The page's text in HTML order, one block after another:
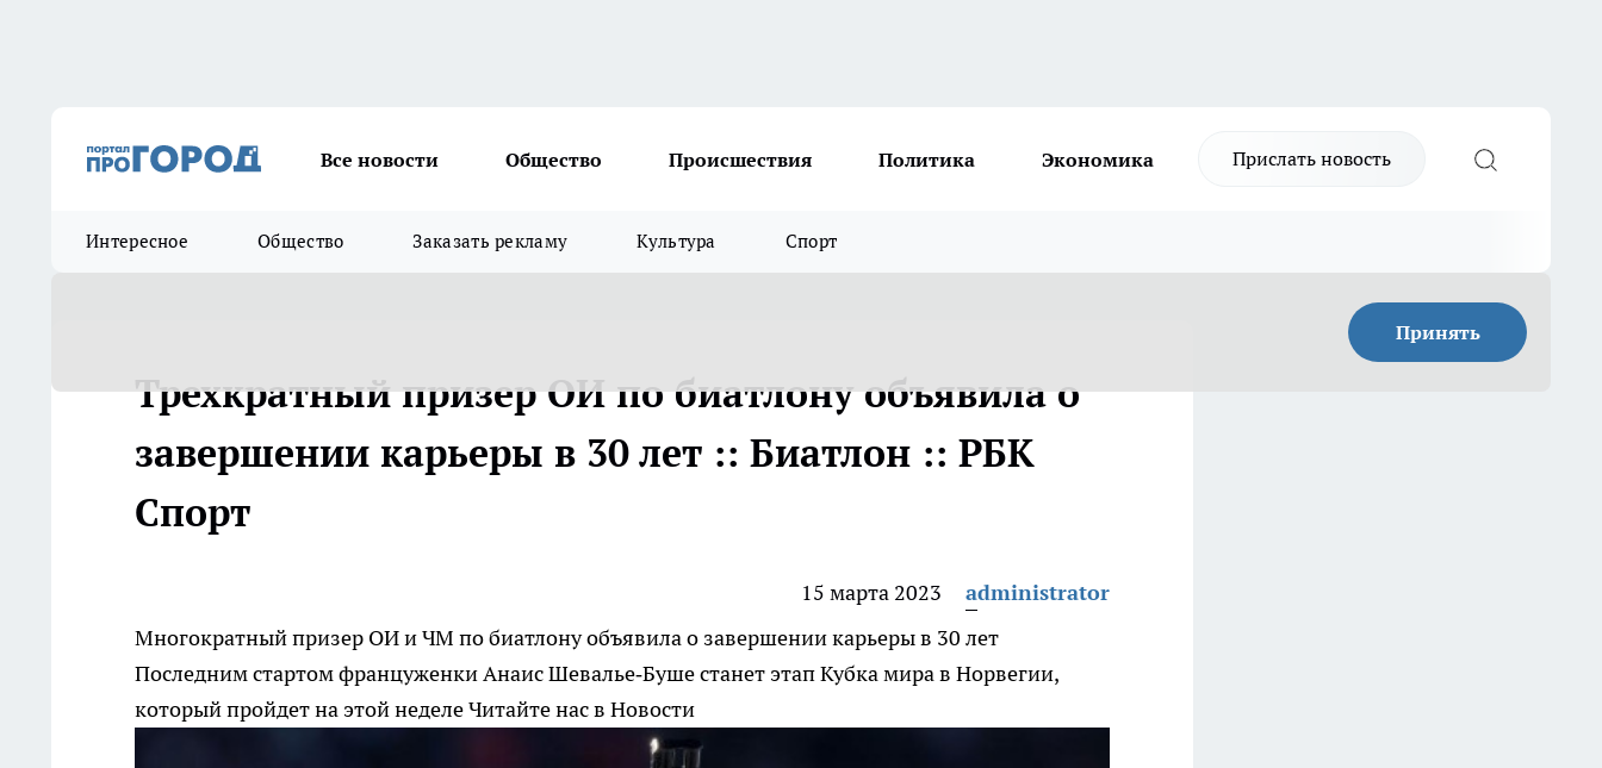
Все новости Общество Происшествия Политика Экономика Прислать новость
Интересное Общество Заказать рекламу Культура Спорт
Принять
Трехкратный призер ОИ по биатлону объявила о
завершении карьеры в 30 лет :: Биатлон :: РБК
Спорт
15 марта 2023
administrator
Многократный призер ОИ и ЧМ по биатлону объявила о завершении карьеры в 30 лет
Последним стартом француженки Анаис Шевалье‑Буше станет этап Кубка мира в Норвегии,
который пройдет на этой неделеЧитайте нас в Новости